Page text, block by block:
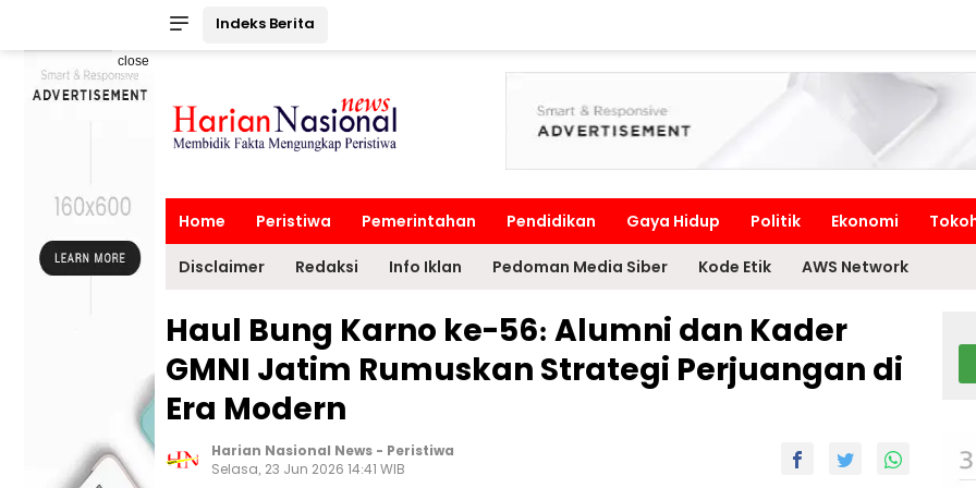
Indeks Berita
close
Home Peristiwa Pemerintahan Pendidikan Gaya Hidup Politik Ekonomi
Disclaimer Redaksi Info Iklan Pedoman Media Siber Kode Etik AWS Network
Haul Bung Karno ke-56: Alumni dan Kader
GMNI Jatim Rumuskan Strategi Perjuangan di
Era Modern
Harian Nasional News - Peristiwa
Selasa, 23 Jun 2026 14:41 WIB